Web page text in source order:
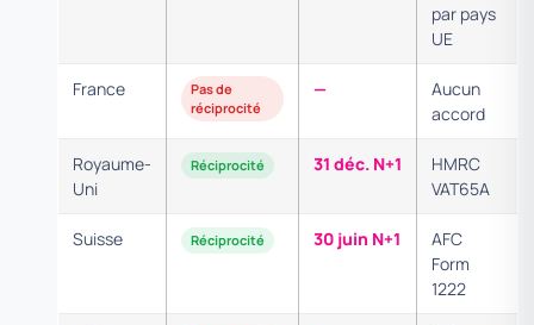
par pays
UE
France
Pas de
réciprocité
—
Aucun
accord
Royaume-
Uni
Réciprocité 31 déc. N+1
HMRC
VAT65A
Suisse Réciprocité 30 juin N+1
AFC
Form
1222